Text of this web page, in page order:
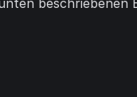
beschriebenen